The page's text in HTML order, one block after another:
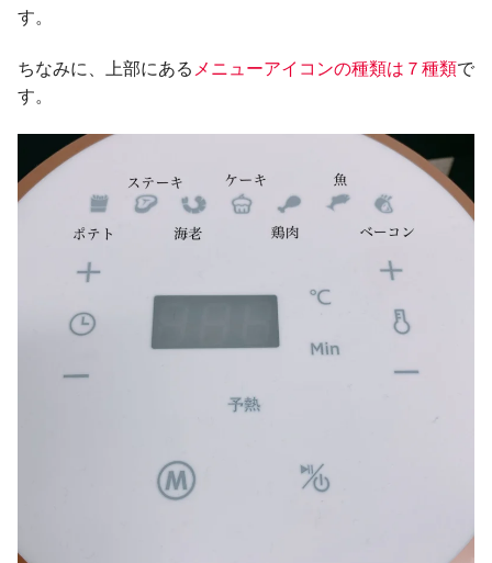
す。
ちなみに、上部にある メニューアイコンの種類は７種類で
す。